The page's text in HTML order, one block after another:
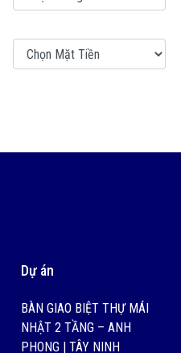
Dự án
BÀN GIAO BIỆT THỰ MÁI
NHẬT 2 TẦNG – ANH
PHONG | TÂY NINH